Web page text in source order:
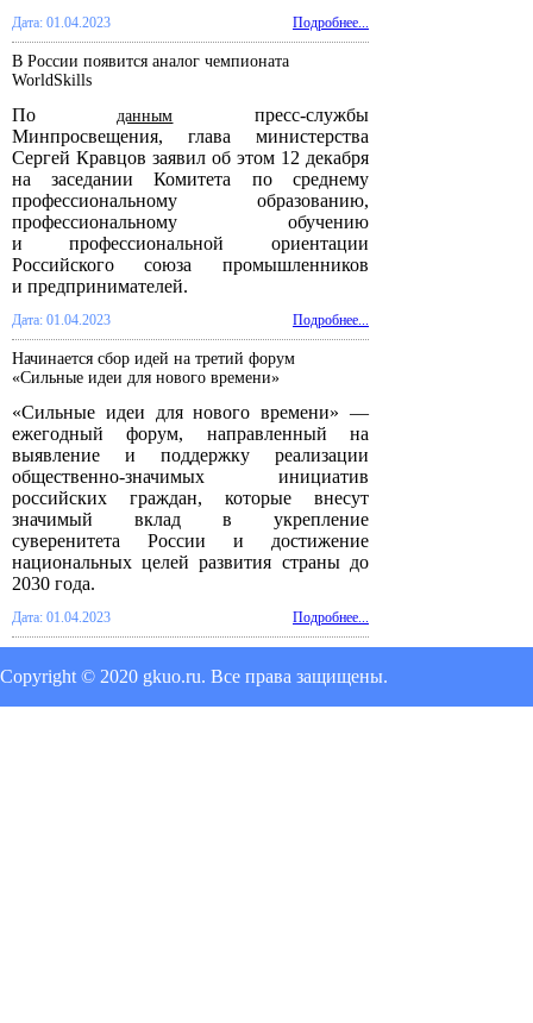
Дата: 01.04.2023 Подробнее...
В России появится аналог чемпионата
WorldSkills
По данным пресс-службы
Минпросвещения, глава министерства
Сергей Кравцов заявил об этом 12 декабря
на заседании Комитета по среднему
профессиональному образованию,
профессиональному обучению
и профессиональной ориентации
Российского союза промышленников
и предпринимателей.
Дата: 01.04.2023 Подробнее...
Начинается сбор идей на третий форум
«Сильные идеи для нового времени»
«Сильные идеи для нового времени» —
ежегодный форум, направленный на
выявление и поддержку реализации
общественно-значимых инициатив
российских граждан, которые внесут
значимый вклад в укрепление
суверенитета России и достижение
национальных целей развития страны до
2030 года.
Дата: 01.04.2023 Подробнее...
Copyright © 2020 gkuo.ru. Все права защищены.